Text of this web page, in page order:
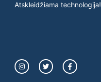
Atskleidžiama technologija!